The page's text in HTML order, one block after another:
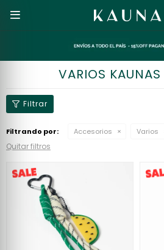

VARIOS KAUNAS
Filtrando por: Accesorios Varios
Quitar filtros